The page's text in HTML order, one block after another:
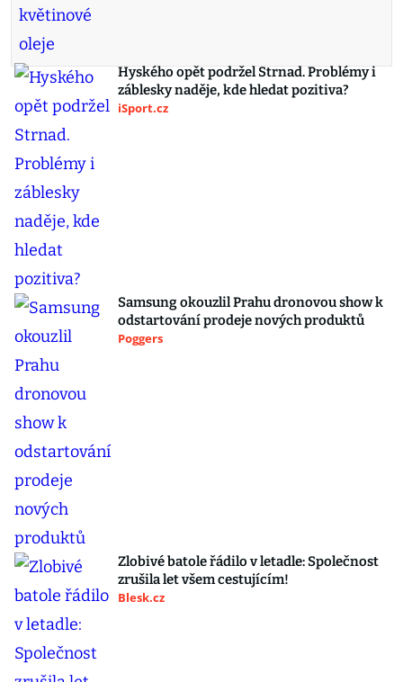
Hyského opět podržel Strnad. Problémy i
záblesky naděje, kde hledat pozitiva?
iSport.cz
Samsung okouzlil Prahu dronovou show k
odstartování prodeje nových produktů
Poggers
Zlobivé batole řádilo v letadle: Společnost
zrušila let všem cestujícím!
Blesk.cz